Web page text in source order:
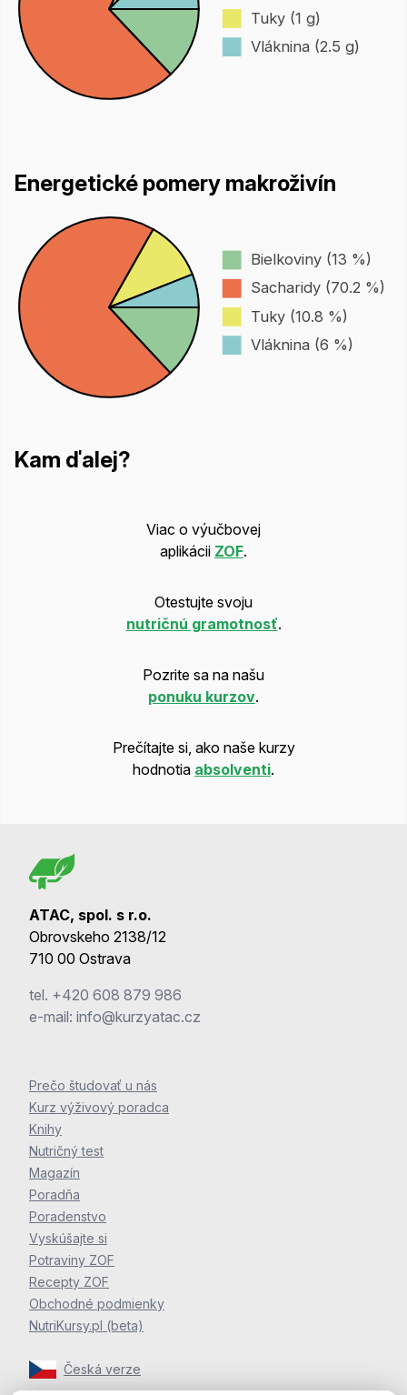
Tuky (1 g)
Vláknina (2.5 g)
Energetické pomery makroživín
Bielkoviny (13 %)
Sacharidy (70.2 %)
Tuky (10.8 %)
Vláknina (6 %)
Kam ďalej?
Viac o výučbovej
aplikácii ZOF.
Otestujte svoju
nutričnú gramotnosť.
Pozrite sa na našu
ponuku kurzov.
Prečítajte si, ako naše kurzy
hodnotia absolventi.
ATAC, spol. s r.o.
Obrovskeho 2138/12
710 00 Ostrava
tel. +420 608 879 986
e-mail: info@kurzyatac.cz
Prečo študovať u nás
Kurz výživový poradca
Knihy
Nutričný test
Magazín
Poradňa
Poradenstvo
Vyskúšajte si
Potraviny ZOF
Recepty ZOF
Obchodné podmienky
NutriKursy.pl (beta)
Česká verze